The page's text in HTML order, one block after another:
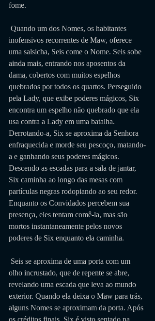
fome.
inofensivos recorrentes de Maw, oferece
uma salsicha, Seis come o Nome. Seis sobe
ainda mais, entrando nos aposentos da
dama, cobertos com muitos espelhos
quebrados por todos os quartos. Perseguido
pela Lady, que exibe poderes mágicos, Six
encontra um espelho não quebrado que ela
usa contra a Lady em uma batalha.
Derrotando-a, Six se aproxima da Senhora
enfraquecida e morde seu pescoço, matando-
a e ganhando seus poderes mágicos.
Descendo as escadas para a sala de jantar,
Six caminha ao longo das mesas com
partículas negras rodopiando ao seu redor.
Enquanto os Convidados percebem sua
presença, eles tentam comê-la, mas são
mortos instantaneamente pelos novos
poderes de Six enquanto ela caminha.
olho incrustado, que de repente se abre,
revelando uma escada que leva ao mundo
exterior. Quando ela deixa o Maw para trás,
alguns Nomes se aproximam da porta. Após
os créditos finais, Six é visto sentado na